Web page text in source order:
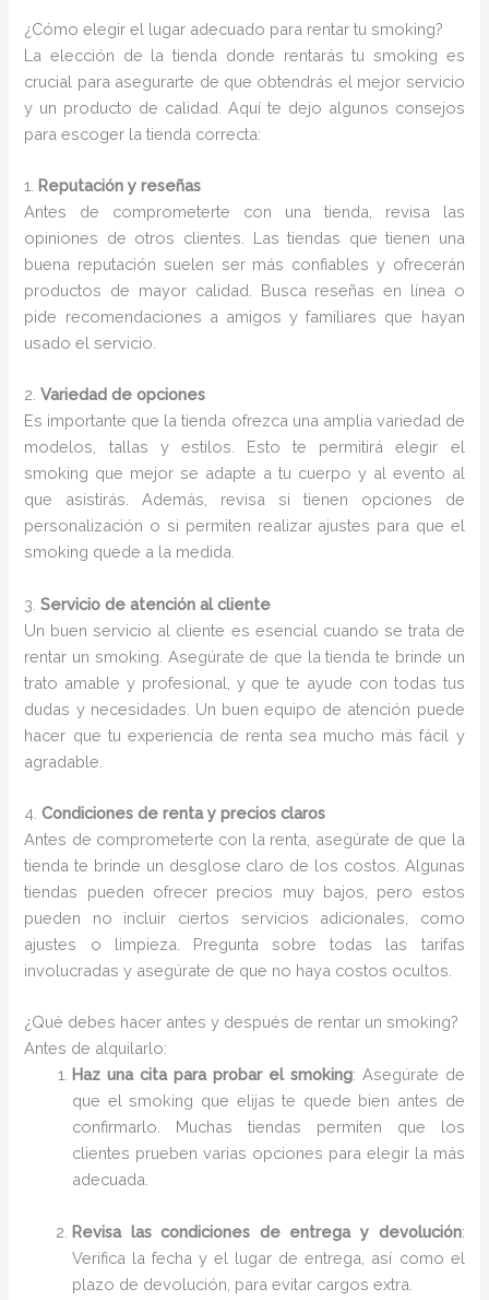
¿Cómo elegir el lugar adecuado para rentar tu smoking?
La elección de la tienda donde rentarás tu smoking es
crucial para asegurarte de que obtendrás el mejor servicio
y un producto de calidad. Aquí te dejo algunos consejos
para escoger la tienda correcta:
1. Reputación y reseñas
Antes de comprometerte con una tienda, revisa las
opiniones de otros clientes. Las tiendas que tienen una
buena reputación suelen ser más confiables y ofrecerán
productos de mayor calidad. Busca reseñas en línea o
pide recomendaciones a amigos y familiares que hayan
usado el servicio.
2.Variedad de opciones
Es importante que la tienda ofrezca una amplia variedad de
modelos, tallas y estilos. Esto te permitirá elegir el
smoking que mejor se adapte a tu cuerpo y al evento al
que asistirás. Además, revisa si tienen opciones de
personalización o si permiten realizar ajustes para que el
smoking quede a la medida.
3.Servicio de atención al cliente
Un buen servicio al cliente es esencial cuando se trata de
rentar un smoking. Asegúrate de que la tienda te brinde un
trato amable y profesional, y que te ayude con todas tus
dudas y necesidades. Un buen equipo de atención puede
hacer que tu experiencia de renta sea mucho más fácil y
agradable.
4.Condiciones de renta y precios claros
Antes de comprometerte con la renta, asegúrate de que la
tienda te brinde un desglose claro de los costos. Algunas
tiendas pueden ofrecer precios muy bajos, pero estos
pueden no incluir ciertos servicios adicionales, como
ajustes o limpieza. Pregunta sobre todas las tarifas
involucradas y asegúrate de que no haya costos ocultos.
¿Qué debes hacer antes y después de rentar un smoking?
Antes de alquilarlo:
Haz una cita para probar el smoking: Asegúrate de
que el smoking que elijas te quede bien antes de
confirmarlo. Muchas tiendas permiten que los
clientes prueben varias opciones para elegir la más
adecuada.
Revisa las condiciones de entrega y devolución:
Verifica la fecha y el lugar de entrega, así como el
plazo de devolución, para evitar cargos extra.